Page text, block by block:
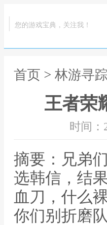
您的游戏宝典，关注我！
首页 > 林游寻踪
王者荣
时间：
摘要：兄弟
选韩信，结
血刀，什么
你们别折磨